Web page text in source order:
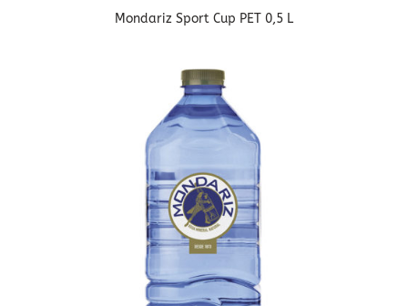
Mondariz Sport Cup PET 0,5 L